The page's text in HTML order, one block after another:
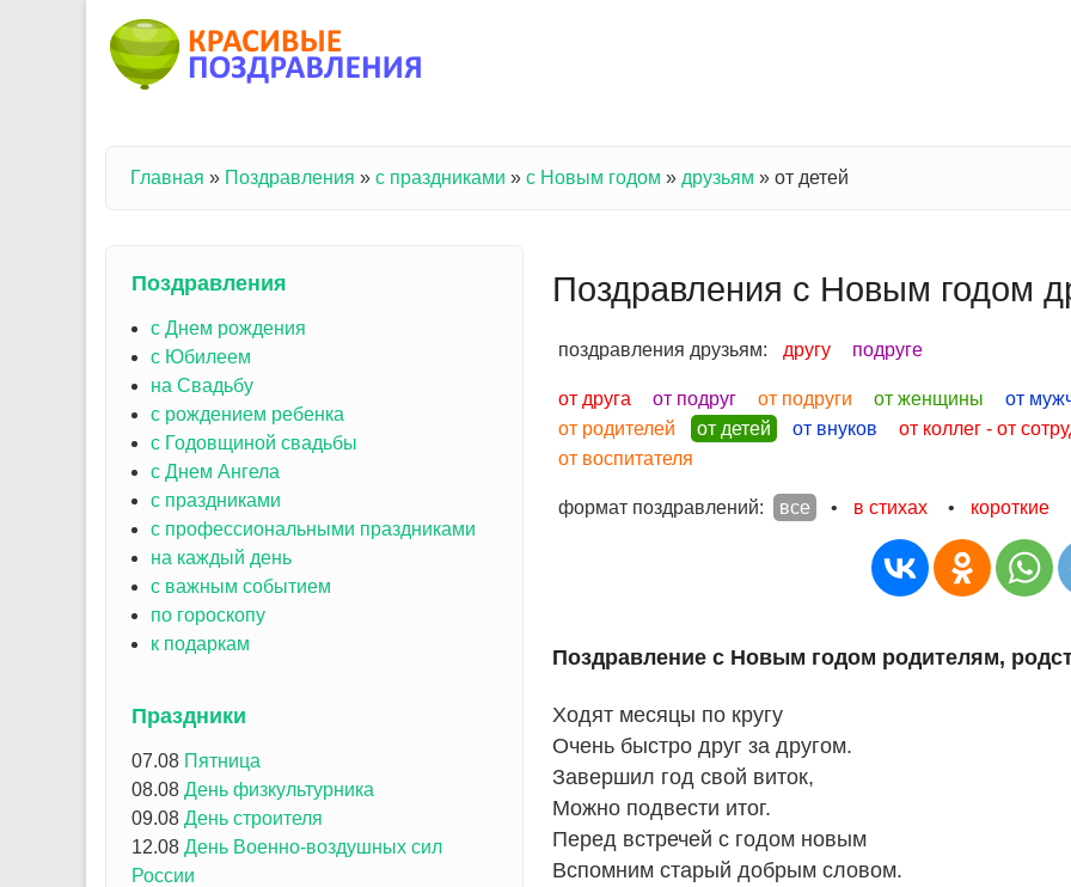
Вы здесь
Главная » Поздравления » с праздниками » с Новым годом » друзьям » от детей
Поздравления с Новым годом
поздравления друзьям: другу подруге
от друга от подруг от подруги от женщины
от
от родителей
от детей от внуков
от коллег - от
от воспитателя
формат поздравлений: все • в стихах • короткие
Поздравление с Новым годом родителям,
Ходят месяцы по кругу
Очень быстро друг за другом.
Завершил год свой виток,
Можно подвести итог.
Перед встречей с годом новым
Вспомним старый добрым словом.
Поздравления
с Днем рождения
с Юбилеем
на Свадьбу
с рождением ребенка
с Годовщиной свадьбы
с Днем Ангела
с праздниками
с профессиональными праздниками
на каждый день
с важным событием
по гороскопу
к подаркам
Праздники
07.08 Пятница
08.08 День физкультурника
09.08 День строителя
12.08 День Военно-воздушных сил
России